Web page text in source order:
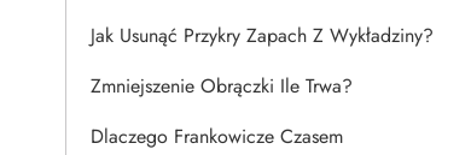
Jak Usunąć Przykry Zapach Z Wykładziny?
Zmniejszenie Obrączki Ile Trwa?
Dlaczego Frankowicze Czasem